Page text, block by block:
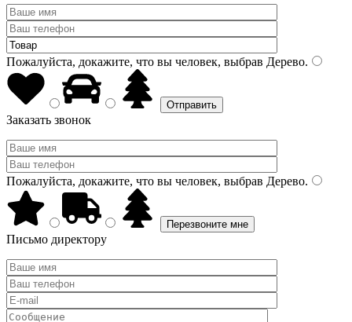
Пожалуйста, докажите, что вы человек, выбрав Дерево.
Заказать звонок
Пожалуйста, докажите, что вы человек, выбрав Дерево.
Письмо директору